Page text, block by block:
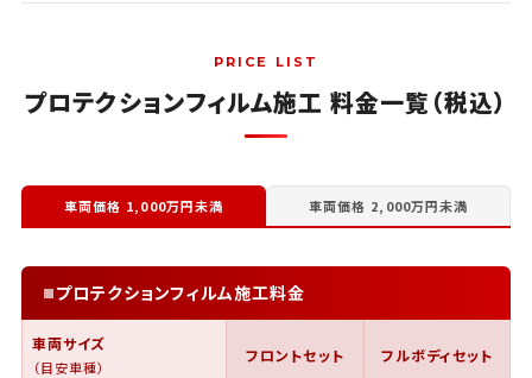
PRICE LIST
プロテクションフィルム施工 料金一覧（税込）
車両価格 1,000万円未満 車両価格 2,000万円未満
プロテクションフィルム施工料金
車両サイズ
（目安車種）
フロントセット フルボディセット